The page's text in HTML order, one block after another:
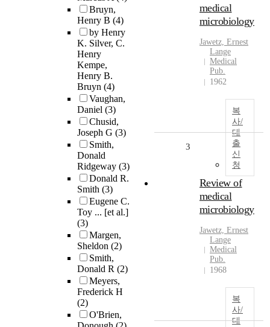
Bruyn,
Henry B (4)
by Henry
K. Silver, C.
Henry
Kempe,
Henry B.
Bruyn (4)
Vaughan,
Daniel (3)
Chusid,
Joseph G (3)
Smith,
Donald
Ridgeway (3)
Donald R.
Smith (3)
Eugene C.
Toy ... [et al.]
(3)
Margen,
Sheldon (2)
Smith,
Donald R (2)
Meyers,
Frederick H
(2)
O'Brien,
medical
microbiology
Jawetz, Ernest
Lange
Medical
Pub.
1962
복
사/
대
출
신
청
3
Review of
medical
microbiology
Jawetz, Ernest
Lange
Medical
Pub.
1968
복
사/
대